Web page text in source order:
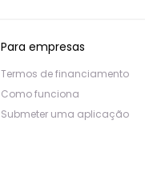
Para empresas
Termos de financiamento
Como funciona
Submeter uma aplicação